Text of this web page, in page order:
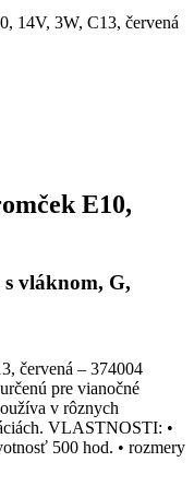
14V, 3W, C13, červená
E10,
vláknom, G,
červená – 374004
pre vianočné
v rôznych
VLASTNOSTI: •
500 hod. • rozmery